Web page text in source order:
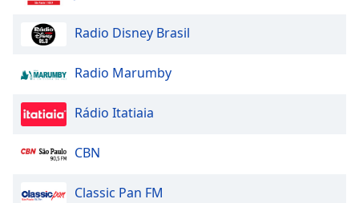
Radio Disney Brasil
Radio Marumby
Rádio Itatiaia
CBN
Classic Pan FM